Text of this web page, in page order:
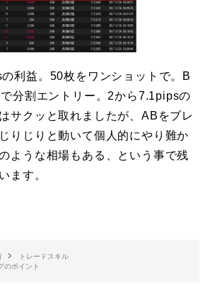
利益。50枚をワンショットで。B
分割エントリー。2から7.1pipsの
サクッと取れましたが、ABをブレ
りじりと動いて個人的にやり難か
ような相場もある、という事で残
ます。
トレードスキル
のポイント